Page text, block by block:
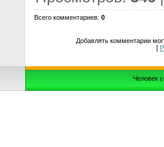
Всего комментариев: 0
Добавлять комментарии
[
Человек